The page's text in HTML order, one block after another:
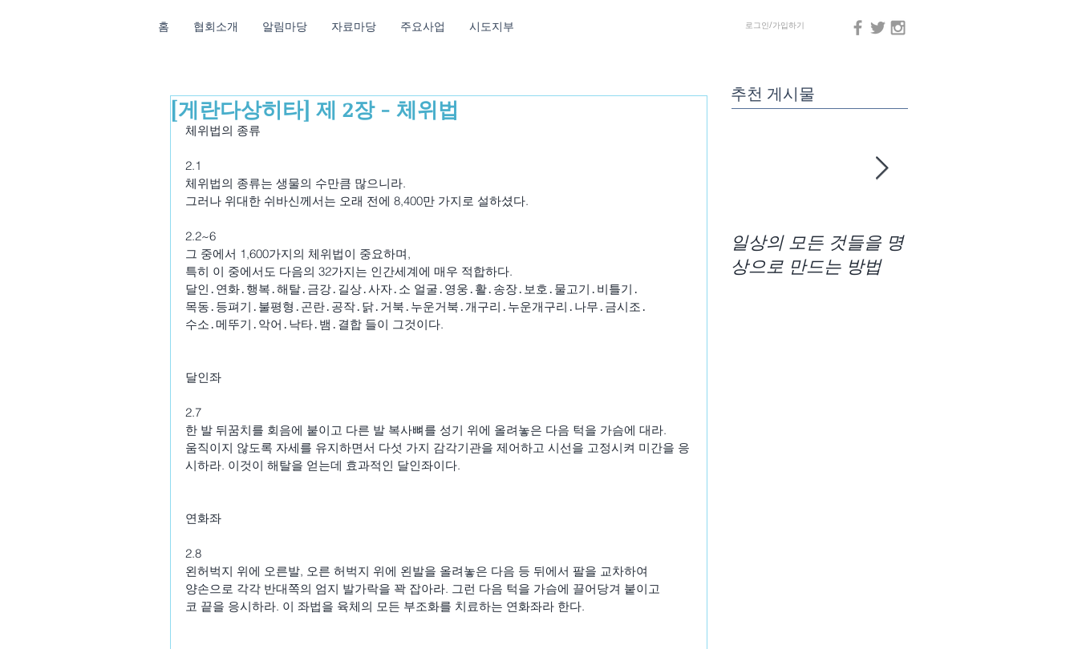
홈 협회소개 알림마당 자료마당 주요사업 시도지부 로그인/가입하기
[게란다상히타] 제 2장 - 체위법
체위법의 종류
2.1
체위법의 종류는 생물의 수만큼 많으니라.
그러나 위대한 쉬바신께서는 오래 전에 8,400만 가지로 설하셨다.
2.2~6
그 중에서 1,600가지의 체위법이 중요하며,
특히 이 중에서도 다음의 32가지는 인간세계에 매우 적합하다.
달인․연화․행복․해탈․금강․길상․사자․소 얼굴․영웅․활․송장․보호․물고기․비틀기․
목동․등펴기․불평형․곤란․공작․닭․거북․누운거북․개구리․누운개구리․나무․금시조․
수소․메뚜기․악어․낙타․뱀․결합 들이 그것이다.
달인좌
2.7
한 발 뒤꿈치를 회음에 붙이고 다른 발 복사뼈를 성기 위에 올려놓은 다음 턱을 가슴에 대라.
움직이지 않도록 자세를 유지하면서 다섯 가지 감각기관을 제어하고 시선을 고정시켜 미간을 응
시하라. 이것이 해탈을 얻는데 효과적인 달인좌이다.
연화좌
2.8
왼허벅지 위에 오른발, 오른 허벅지 위에 왼발을 올려놓은 다음 등 뒤에서 팔을 교차하여
양손으로 각각 반대쪽의 엄지 발가락을 꽉 잡아라. 그런 다음 턱을 가슴에 끌어당겨 붙이고
코 끝을 응시하라. 이 좌법을 육체의 모든 부조화를 치료하는 연화좌라 한다.
추천 게시물
일상의 모든 것들을 명
상으로 만드는 방법